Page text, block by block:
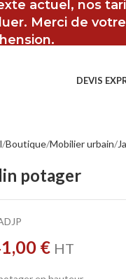
actuel, nos
Merci de votre
DEVIS
Boutique Mobilier urbain
potager
€ HT